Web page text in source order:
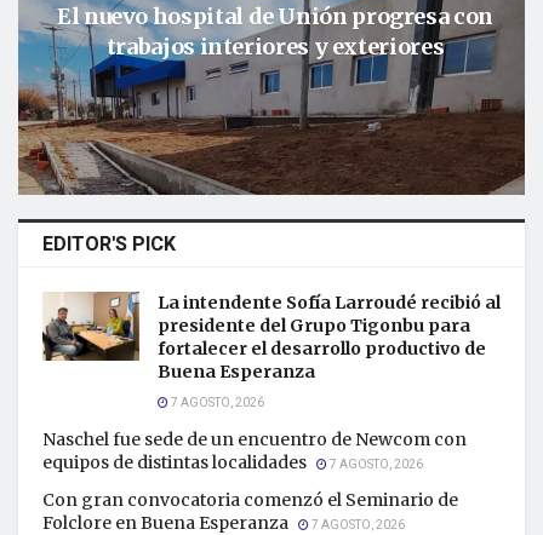
El nuevo hospital de Unión progresa con
trabajos interiores y exteriores
EDITOR'S PICK
La intendente Sofía Larroudé recibió al
presidente del Grupo Tigonbu para
fortalecer el desarrollo productivo de
Buena Esperanza
7 AGOSTO, 2026
Naschel fue sede de un encuentro de Newcom con
equipos de distintas localidades
7 AGOSTO, 2026
Con gran convocatoria comenzó el Seminario de
Folclore en Buena Esperanza
7 AGOSTO, 2026